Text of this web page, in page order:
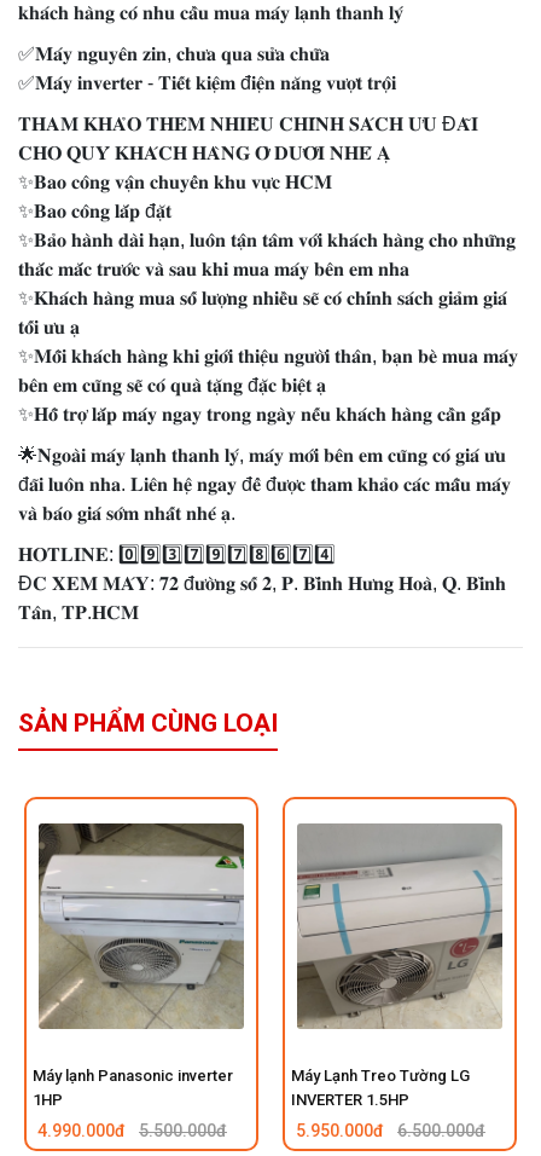
𝐤𝐡𝐚́𝐜𝐡 𝐡𝐚̀𝐧𝐠 𝐜𝐨́ 𝐧𝐡𝐮 𝐜𝐚̂̀𝐮 𝐦𝐮𝐚 𝐦𝐚́𝐲 𝐥𝐚̣𝐧𝐡 𝐭𝐡𝐚𝐧𝐡 𝐥𝐲́
✅𝐌𝐚́𝐲 𝐧𝐠𝐮𝐲𝐞̂𝐧 𝐳𝐢𝐧, 𝐜𝐡𝐮̛𝐚 𝐪𝐮𝐚 𝐬𝐮̛̉𝐚 𝐜𝐡𝐮̛̃𝐚
✅𝐌𝐚́𝐲 𝐢𝐧𝐯𝐞𝐫𝐭𝐞𝐫 - 𝐓𝐢𝐞̂́𝐭 𝐤𝐢𝐞̣̂𝐦 đ𝐢𝐞̣̂𝐧 𝐧𝐚̆𝐧𝐠 𝐯𝐮̛𝐨̛̣𝐭 𝐭𝐫𝐨̣̂𝐢
𝐓𝐇𝐀𝐌 𝐊𝐇𝐀̉𝐎 𝐓𝐇𝐄̂𝐌 𝐍𝐇𝐈𝐄̂̀𝐔 𝐂𝐇𝐈́𝐍𝐇 𝐒𝐀́𝐂𝐇 𝐔̛𝐔 Đ𝐀̃𝐈
𝐂𝐇𝐎 𝐐𝐔𝐘́ 𝐊𝐇𝐀́𝐂𝐇 𝐇𝐀̀𝐍𝐆 𝐎̛̉ 𝐃𝐔̛𝐎̛́𝐈 𝐍𝐇𝐄́ 𝐀̣
✨𝐁𝐚𝐨 𝐜𝐨̂𝐧𝐠 𝐯𝐚̣̂𝐧 𝐜𝐡𝐮𝐲𝐞̂̉𝐧 𝐤𝐡𝐮 𝐯𝐮̛̣𝐜 𝐇𝐂𝐌
✨𝐁𝐚𝐨 𝐜𝐨̂𝐧𝐠 𝐥𝐚̆́𝐩 đ𝐚̣̆𝐭
✨𝐁𝐚̉𝐨 𝐡𝐚̀𝐧𝐡 𝐝𝐚̀𝐢 𝐡𝐚̣𝐧, 𝐥𝐮𝐨̂𝐧 𝐭𝐚̣̂𝐧 𝐭𝐚̂𝐦 𝐯𝐨̛́𝐢 𝐤𝐡𝐚́𝐜𝐡 𝐡𝐚̀𝐧𝐠 𝐜𝐡𝐨 𝐧𝐡𝐮̛̃𝐧𝐠
𝐭𝐡𝐚̆́𝐜 𝐦𝐚̆́𝐜 𝐭𝐫𝐮̛𝐨̛́𝐜 𝐯𝐚̀ 𝐬𝐚𝐮 𝐤𝐡𝐢 𝐦𝐮𝐚 𝐦𝐚́𝐲 𝐛𝐞̂𝐧 𝐞𝐦 𝐧𝐡𝐚
✨𝐊𝐡𝐚́𝐜𝐡 𝐡𝐚̀𝐧𝐠 𝐦𝐮𝐚 𝐬𝐨̂́ 𝐥𝐮̛𝐨̛̣𝐧𝐠 𝐧𝐡𝐢𝐞̂̀𝐮 𝐬𝐞̃ 𝐜𝐨́ 𝐜𝐡𝐢́𝐧𝐡 𝐬𝐚́𝐜𝐡 𝐠𝐢𝐚̉𝐦 𝐠𝐢𝐚́
𝐭𝐨̂́𝐢 𝐮̛𝐮 𝐚̣
✨𝐌𝐨̂̃𝐢 𝐤𝐡𝐚́𝐜𝐡 𝐡𝐚̀𝐧𝐠 𝐤𝐡𝐢 𝐠𝐢𝐨̛́𝐢 𝐭𝐡𝐢𝐞̣̂𝐮 𝐧𝐠𝐮̛𝐨̛̀𝐢 𝐭𝐡𝐚̂𝐧, 𝐛𝐚̣𝐧 𝐛𝐞̀ 𝐦𝐮𝐚 𝐦𝐚́𝐲
𝐛𝐞̂𝐧 𝐞𝐦 𝐜𝐮̃𝐧𝐠 𝐬𝐞̃ 𝐜𝐨́ 𝐪𝐮𝐚̀ 𝐭𝐚̣̆𝐧𝐠 đ𝐚̣̆𝐜 𝐛𝐢𝐞̣̂𝐭 𝐚̣
✨𝐇𝐨̂̃ 𝐭𝐫𝐨̛̣ 𝐥𝐚̆́𝐩 𝐦𝐚́𝐲 𝐧𝐠𝐚𝐲 𝐭𝐫𝐨𝐧𝐠 𝐧𝐠𝐚̀𝐲 𝐧𝐞̂́𝐮 𝐤𝐡𝐚́𝐜𝐡 𝐡𝐚̀𝐧𝐠 𝐜𝐚̂̀𝐧 𝐠𝐚̂́𝐩
🌟𝐍𝐠𝐨𝐚̀𝐢 𝐦𝐚́𝐲 𝐥𝐚̣𝐧𝐡 𝐭𝐡𝐚𝐧𝐡 𝐥𝐲́, 𝐦𝐚́𝐲 𝐦𝐨̛́𝐢 𝐛𝐞̂𝐧 𝐞𝐦 𝐜𝐮̃𝐧𝐠 𝐜𝐨́ 𝐠𝐢𝐚́ 𝐮̛𝐮
đ𝐚̃𝐢 𝐥𝐮𝐨̂𝐧 𝐧𝐡𝐚. 𝐋𝐢𝐞̂𝐧 𝐡𝐞̣̂ 𝐧𝐠𝐚𝐲 đ𝐞̂̉ đ𝐮̛𝐨̛̣𝐜 𝐭𝐡𝐚𝐦 𝐤𝐡𝐚̉𝐨 𝐜𝐚́𝐜 𝐦𝐚̂̃𝐮 𝐦𝐚́𝐲
𝐯𝐚̀ 𝐛𝐚́𝐨 𝐠𝐢𝐚́ 𝐬𝐨̛́𝐦 𝐧𝐡𝐚̂́𝐭 𝐧𝐡𝐞́ 𝐚̣.
𝐇𝐎𝐓𝐋𝐈𝐍𝐄: 0️⃣9️⃣3️⃣7️⃣9️⃣7️⃣8️⃣6️⃣7️⃣4️⃣
Đ𝐂 𝐗𝐄𝐌 𝐌𝐀́𝐘: 𝟕𝟐 đ𝐮̛𝐨̛̀𝐧𝐠 𝐬𝐨̂́ 𝟐, 𝐏. 𝐁𝐢̀𝐧𝐡 𝐇𝐮̛𝐧𝐠 𝐇𝐨𝐚̀, 𝐐. 𝐁𝐢̀𝐧𝐡
𝐓𝐚̂𝐧, 𝐓𝐏.𝐇𝐂𝐌
SẢN PHẨM CÙNG LOẠI
Máy lạnh Panasonic inverter
1HP
4.990.000đ 5.500.000đ
Máy Lạnh Treo Tường LG
INVERTER 1.5HP
5.950.000đ 6.500.000đ